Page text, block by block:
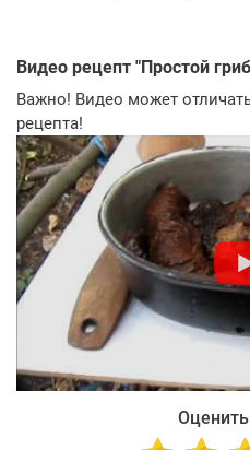
Видео рецепт "Простой
Важно! Видео может
рецепта!